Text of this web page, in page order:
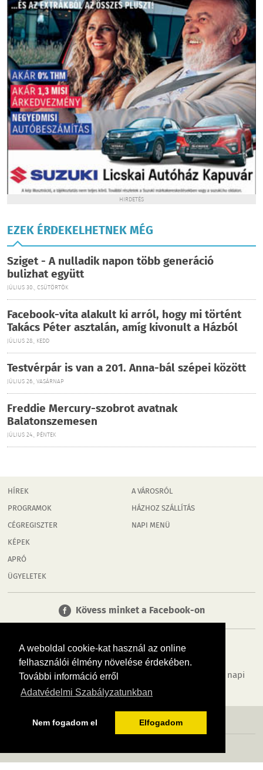
A weboldal cookie-kat használ az online
felhasználói élmény növelése érdekében.
További információ erről
Adatvédelmi Szabályzatunkban
Nem fogadom el Elfogadom
HIRDETÉS
EZEK ÉRDEKELHETNEK MÉG
Sziget - A nulladik napon több generáció
bulizhat együtt
JÚLIUS 30., CSÜTÖRTÖK
Facebook-vita alakult ki arról, hogy mi történt
Takács Péter asztalán, amíg kivonult a Házból
JÚLIUS 28., KEDD
Testvérpár is van a 201. Anna-bál szépei között
JÚLIUS 26., VASÁRNAP
Freddie Mercury-szobrot avatnak
Balatonszemesen
JÚLIUS 24., PÉNTEK
HÍREK
PROGRAMOK
CÉGREGISZTER
KÉPEK
APRÓ
ÜGYELETEK
A VÁROSRÓL
HÁZHOZ SZÁLLÍTÁS
NAPI MENÜ
Kövess minket a Facebook-on
Tudj meg többet városodról! Hírek, programok, képek, napi
menü, cégek…. és minden, ami Rábaköz
MÉDIAAJÁNLÓ ADATVÉDELEM IMPRESSZUM RÓLUNK